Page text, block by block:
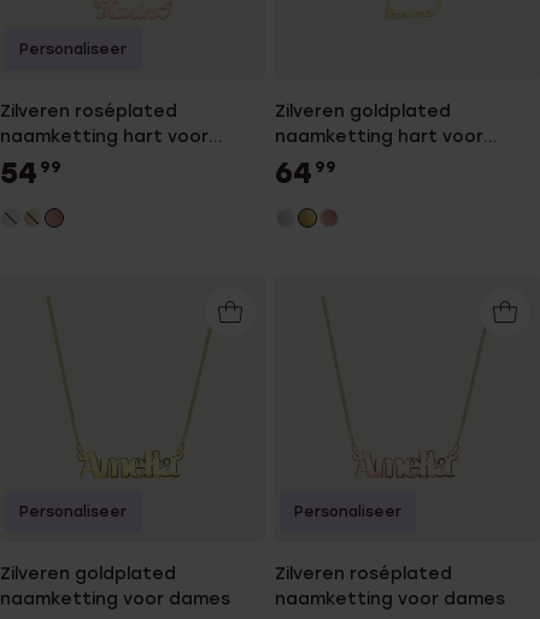
Zilveren roséplated
naamketting hart voor
dames
54 99
Personaliseer
Zilveren goldplated
naamketting hart voor
dames
64 99
Zilveren goldplated
naamketting voor dames
Personaliseer
Zilveren roséplated
naamketting voor dames
Personaliseer